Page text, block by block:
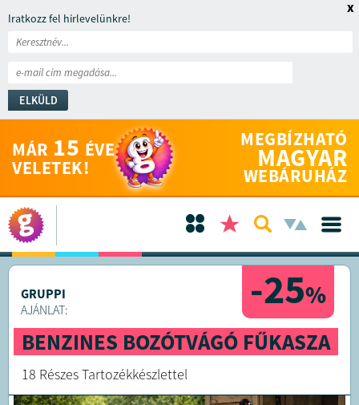
Iratkozz fel hírlevelünkre!
ELKÜLD
x
MÁR 15 ÉVE
VELETEK!
MEGBÍZHATÓ
MAGYAR
WEBÁRUHÁZ
-25%
GRUPPI
AJÁNLAT:
BENZINES BOZÓTVÁGÓ FŰKASZA
18 Részes Tartozékkészlettel